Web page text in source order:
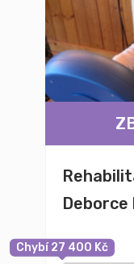
Chybí 27 400 Kč